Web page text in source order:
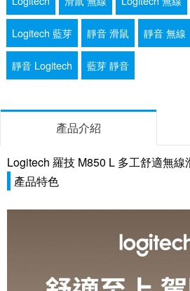
Logitech 藍芽 靜音 滑鼠 靜音 無線
靜音 Logitech 藍芽 靜音
產品介紹
Logitech 羅技 M850 L 多工舒適無線
產品特色